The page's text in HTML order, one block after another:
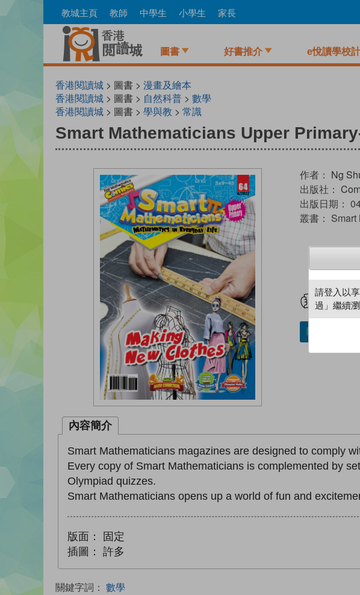
to
教城主頁 教師 中學生 小學生 家長
圖書 好書推介 e悅讀學校
香港閱讀城 > 圖書 > 漫畫及繪本
香港閱讀城 > 圖書 > 自然科普 > 數學
香港閱讀城 > 圖書 > 學與教 > 常識
Smart Mathematicians Upper
作者： Ng
出版社：
出版日期：
叢書： Smart
加入
內容簡介
Smart Mathematicians magazines are designed to comply
Every copy of Smart Mathematicians is complemented by
Olympiad quizzes.
Smart Mathematicians opens up a world of fun and
版面：
固定
插圖：
許多
關鍵字詞： 數學
請登入以
過」繼續瀏